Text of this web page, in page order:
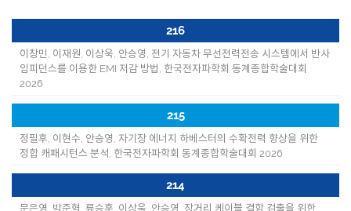
216
이창민, 이재원, 이상욱, 안승영, 전기 자동차 무선전력전송 시스템에서 반사
임피던스를 이용한 EMI 저감 방법, 한국전자파학회 동계종합학술대회
2026
215
정필후, 이현수, 안승영, 자기장 에너지 하베스터의 수확전력 향상을 위한
정합 캐패시턴스 분석, 한국전자파학회 동계종합학술대회 2026
214
문은영, 박준혁, 류승훈, 이상욱, 안승영, 장거리 케이블 결함 검출을 위한